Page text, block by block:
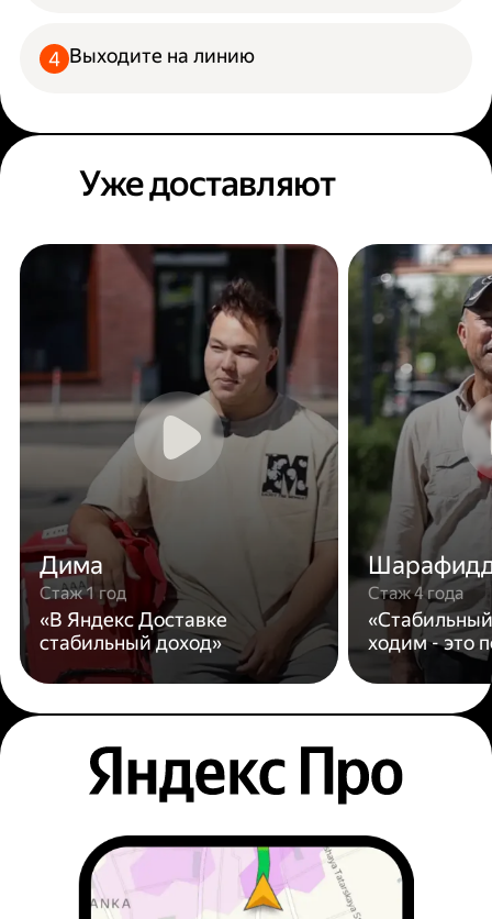
Выходите на линию
Уже доставляют
Дима
Стаж 1 год
«В Яндекс Доставке
стабильный доход»
Стаж 4 года
ходим - это